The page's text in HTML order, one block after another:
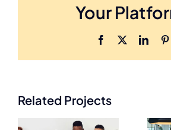
Your
Facebook
Related Projects